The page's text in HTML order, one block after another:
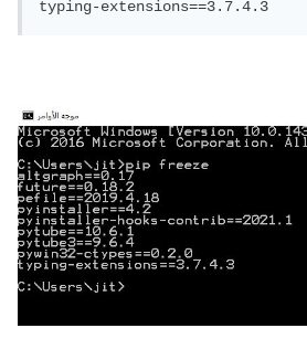
typing-extensions==3.7.4.3